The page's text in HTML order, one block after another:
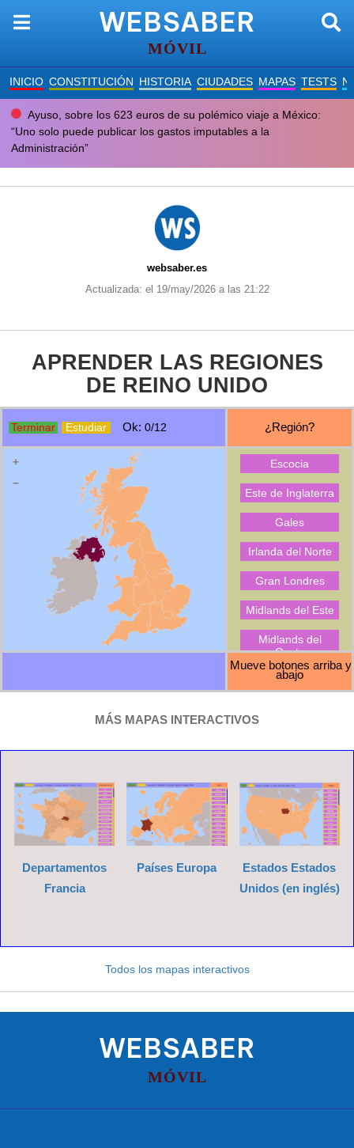
WEBSABER
MÓVIL
INICIO CONSTITUCIÓN HISTORIA CIUDADES MAPAS TESTS
Ayuso, sobre los 623 euros de su polémico viaje a México:
“Uno solo puede publicar los gastos imputables a la
Administración”
websaber.es
Actualizada: el 19/may/2026 a las 21:22
APRENDER LAS REGIONES
DE REINO UNIDO
Terminar Estudiar Ok: 0/12 ¿Región?
+
−
Escocia
Este de Inglaterra
Gales
Irlanda del Norte
Gran Londres
Midlands del Este
Midlands del
Oeste
Nordeste de
Inglaterra
Noroeste de
Sudoeste de
Inglaterra
Yorkshire y
Humber
Mueve botones arriba y
abajo
MÁS MAPAS INTERACTIVOS
Departamentos
Francia
Países Europa
Estados Estados
Unidos (en inglés)
Todos los mapas interactivos
WEBSABER
MÓVIL